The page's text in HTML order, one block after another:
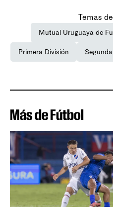
Temas
Mutual Uruguaya de
Primera División
Más de Fútbol